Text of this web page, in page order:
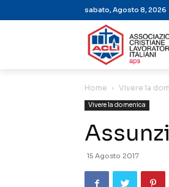
sabato, Agosto 8, 2026
Home Vivere la
Vivere la domenica
15 Agosto 2017